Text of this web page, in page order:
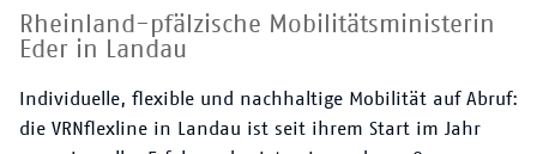
Fahrplan
Tickets
Rheinland-pfälzische Mobilitätsministerin
Eder in Landau
Individuelle, flexible und nachhaltige Mobilität auf Abruf:
die VRNflexline in Landau ist seit ihrem Start im Jahr